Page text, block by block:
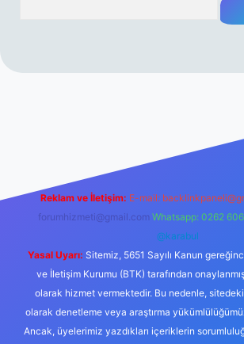
Reklam ve İletişim: E-mail:
forumhizmeti@gmail.com Whatsapp: 0262
@karabul
Yasal Uyarı: Sitemiz, 5651 Sayılı Kanun
ve İletişim Kurumu (BTK) tarafından
olarak hizmet vermektedir. Bu nedenle,
olarak denetleme veya araştırma
Ancak, üyelerimiz yazdıkları içeriklerin